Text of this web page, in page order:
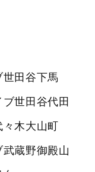
田谷下馬
世田谷代田
木大山町
蔵野御殿山